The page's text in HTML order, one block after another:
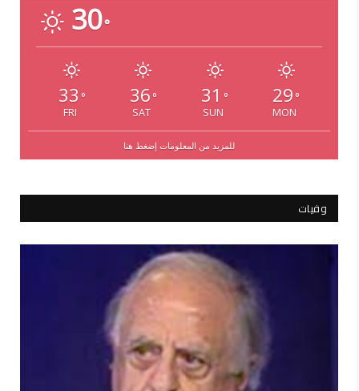
30°
33 °
FRI
36 °
SAT
31 °
SUN
29 °
MON
للمزيد من المعلومات إضغط هنا
وفيات